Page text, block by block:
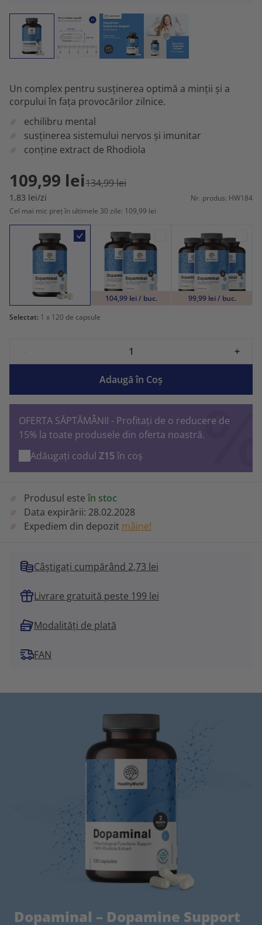
Un complex pentru susținerea optimă a minții și a
corpului în fața provocărilor zilnice.
echilibru mental
susținerea sistemului nervos și imunitar
conține extract de Rhodiola
109,99 lei134,99 lei
1,83 lei/zi
Nr. produs: HW184
Cel mai mic preț în ultimele 30 zile: 109,99 lei
104,99 lei / buc.
99,99 lei / buc.
Selectat: 1 x 120 de capsule
+
Adaugă în Coş
OFERTA SĂPTĂMÂNII - Profitați de o reducere de
15% la toate produsele din oferta noastră.
Adăugați codul Z15 în coș
Produsul esteîn stoc
Data expirării: 28.02.2028
Expediem din depozit mâine!
Câștigați cumpărând 2,73 lei
Livrare gratuită peste 199 lei
Modalități de plată
FAN
Dopaminal – Dopamine Support